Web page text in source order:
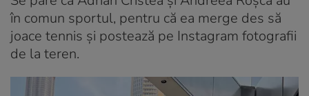
în comun sportul, pentru că ea merge des să
joace tennis și postează pe Instagram fotografii
de la teren.